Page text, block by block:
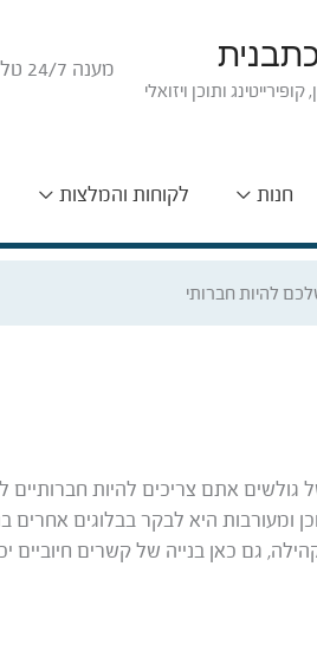
ותוכן ויזואלי
מענה 24/7 טלפון:
חנות לקוחות והמלצות
אתם צריכים להיות
היא לבקר בבלוגים אחרים
גם כאן בנייה של קשרים